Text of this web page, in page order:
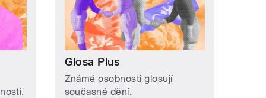
Glosa Plus
Známé osobnosti glosují
současné dění.